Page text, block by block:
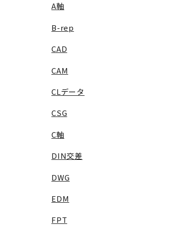
A軸
B-rep
CAD
CAM
CLデータ
CSG
C軸
DIN交差
DWG
EDM
FPT